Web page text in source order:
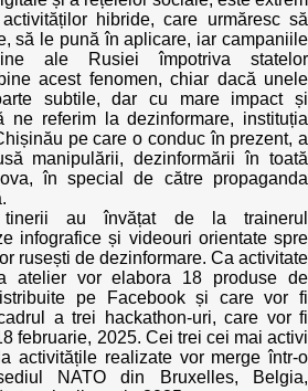
hibride, care urmăresc să
să le pună în aplicare, iar campaniile
ale Rusiei împotriva statelor
acest fenomen, chiar dacă unele
subtile, dar cu mare impact și
ne referim la dezinformare, instituția
pe care o conduc în prezent, a
manipulării, dezinformării în toată
în special de către propaganda
tinerii au învățat de la trainerul
infografice și videouri orientate spre
rusești de dezinformare. Ca activitate
atelier vor elabora 18 produse de
pe Facebook și care vor fi
a trei hackathon-uri, care vor fi
februarie, 2025. Cei trei cei mai activi
activitățile realizate vor merge într-o
NATO din Bruxelles, Belgia,